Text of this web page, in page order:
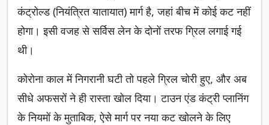
कंट्रोल्ड (नियंत्रित यातायात) मार्ग है, जहां बीच में कोई कट नहीं
होगा। इसी वजह से सर्विस लेन के दोनों तरफ ग्रिल लगाई गई
थी।
कोरोना काल में निगरानी घटी तो पहले ग्रिल चोरी हुए, और अब
सीधे अफसरों ने ही रास्ता खोल दिया। टाउन एंड कंट्री प्लानिंग
के नियमों के मुताबिक, ऐसे मार्ग पर नया कट खोलने के लिए